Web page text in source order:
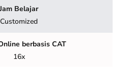
Jam Belajar
Customized
berbasis CAT
16x